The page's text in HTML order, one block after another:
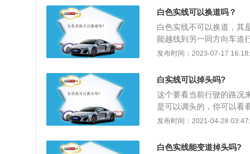
用来分隔同向行驶的交通
一般情况下白色实线用来
属于违反交通标线行驶，
电子违章拍摄到有压白色
到的一般会罚款并扣3分
白色实线可以换道吗？
白色实线不可以换道，其
能越线到另一同方向车道
压白线变更车道遭遇事故
有交通信号的道路上，应
线，用来区分不同方向的
个方向，行车时没有特别
发布时间：2023-07-17
白实线可以掉头吗?
这个要看当前行驶的路况
是可以调头的，你可以看
下：1、路口没有专门的
通行为前提调头通行；2
发布时间：2021-04-28
白色实线能变道掉头吗?